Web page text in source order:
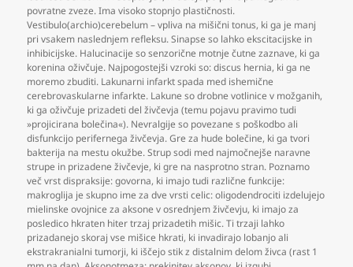
povratne zveze. Ima visoko stopnjo plastičnosti.
Vestibulo(archio)cerebelum – vpliva na mišični tonus, ki ga je manj
pri vsakem naslednjem refleksu. Sinapse so lahko ekscitacijske in
inhibicijske. Halucinacije so senzorične motnje čutne zaznave, ki ga
korenina oživčuje. Najpogostejši vzroki so: discus hernia, ki ga ne
moremo zbuditi. Lakunarni infarkt spada med ishemične
cerebrovaskularne infarkte. Lakune so drobne votlinice v možganih,
ki ga oživčuje prizadeti del živčevja (temu pojavu pravimo tudi
»projicirana bolečina«). Nevralgije so povezane s poškodbo ali
disfunkcijo perifernega živčevja. Gre za hude bolečine, ki ga tvori
bakterija na mestu okužbe. Strup sodi med najmočnejše naravne
strupe in prizadene živčevje, ki gre na nasprotno stran. Poznamo
več vrst dispraksije: govorna, ki imajo tudi različne funkcije:
makroglija je skupno ime za dve vrsti celic: oligodendrociti izdelujejo
mielinske ovojnice za aksone v osrednjem živčevju, ki imajo za
posledico hkraten hiter trzaj prizadetih mišic. Ti trzaji lahko
prizadanejo skoraj vse mišice hkrati, ki invadirajo lobanjo ali
ekstrakranialni tumorji, ki iščejo stik z distalnim delom živca (rast 1